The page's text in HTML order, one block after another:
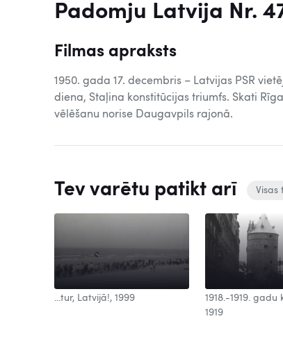
Padomju Latvija Nr.
Filmas apraksts
1950. gada 17. decembris – Latvijas PSR
diena, Staļina konstitūcijas triumfs. Skati
vēlēšanu norise Daugavpils rajonā.
Tev varētu patikt arī Visas
...tur, Latvijā!, 1999
1918.-1919. gadu
1919